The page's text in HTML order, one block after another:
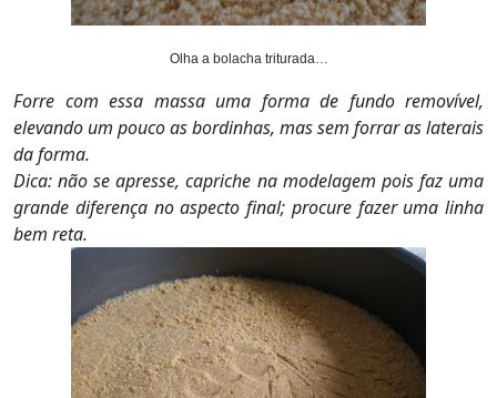
Olha a bolacha triturada…
Forre com essa massa uma forma de fundo removível,
elevando um pouco as bordinhas, mas sem forrar as laterais
da forma.
Dica: não se apresse, capriche na modelagem pois faz uma
grande diferença no aspecto final; procure fazer uma linha
bem reta.